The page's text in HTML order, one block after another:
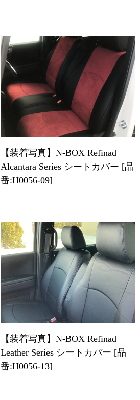
【装着写真】N-BOX Refinad
Alcantara Series シートカバー [品
番:H0056-09]
【装着写真】N-BOX Refinad
Leather Series シートカバー [品
番:H0056-13]